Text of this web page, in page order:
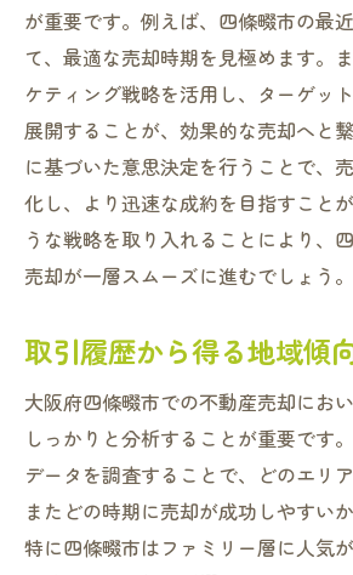
が重要です。例えば、四條畷市の最
て、最適な売却時期を見極めます。
ケティング戦略を活用し、ターゲッ
展開することが、効果的な売却へと
に基づいた意思決定を行うことで、
化し、より迅速な成約を目指すこと
うな戦略を取り入れることにより、
売却が一層スムーズに進むでしょう。
取引履歴から得る地域傾
大阪府四條畷市での不動産売却にお
しっかりと分析することが重要です
データを調査することで、どのエリ
またどの時期に売却が成功しやすい
特に四條畷市はファミリー層に人気